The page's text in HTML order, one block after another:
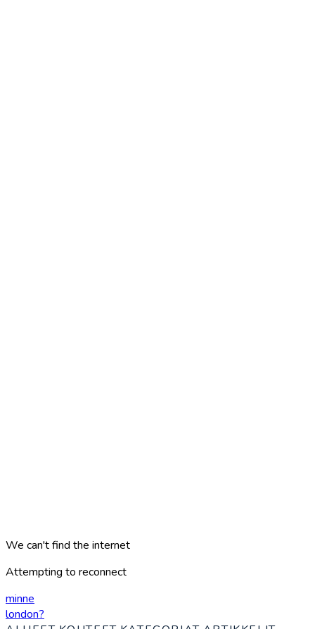
We can't find the internet
Attempting to reconnect
minne
london?